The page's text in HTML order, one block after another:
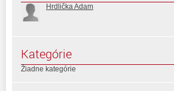
Hrdlička Adam
Kategórie
Žiadne kategórie